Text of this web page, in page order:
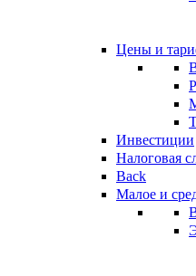
Цены и
Инвестиции
Налоговая
Back
Малое и